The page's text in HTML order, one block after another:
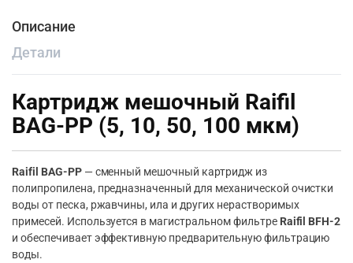
Описание
Детали
Картридж мешочный Raifil
BAG-PP (5, 10, 50, 100 мкм)
Raifil BAG-PP— сменный мешочный картридж из
полипропилена, предназначенный для механической очистки
воды от песка, ржавчины, ила и других нерастворимых
примесей. Используется в магистральном фильтре Raifil BFH-2
и обеспечивает эффективную предварительную фильтрацию
воды.